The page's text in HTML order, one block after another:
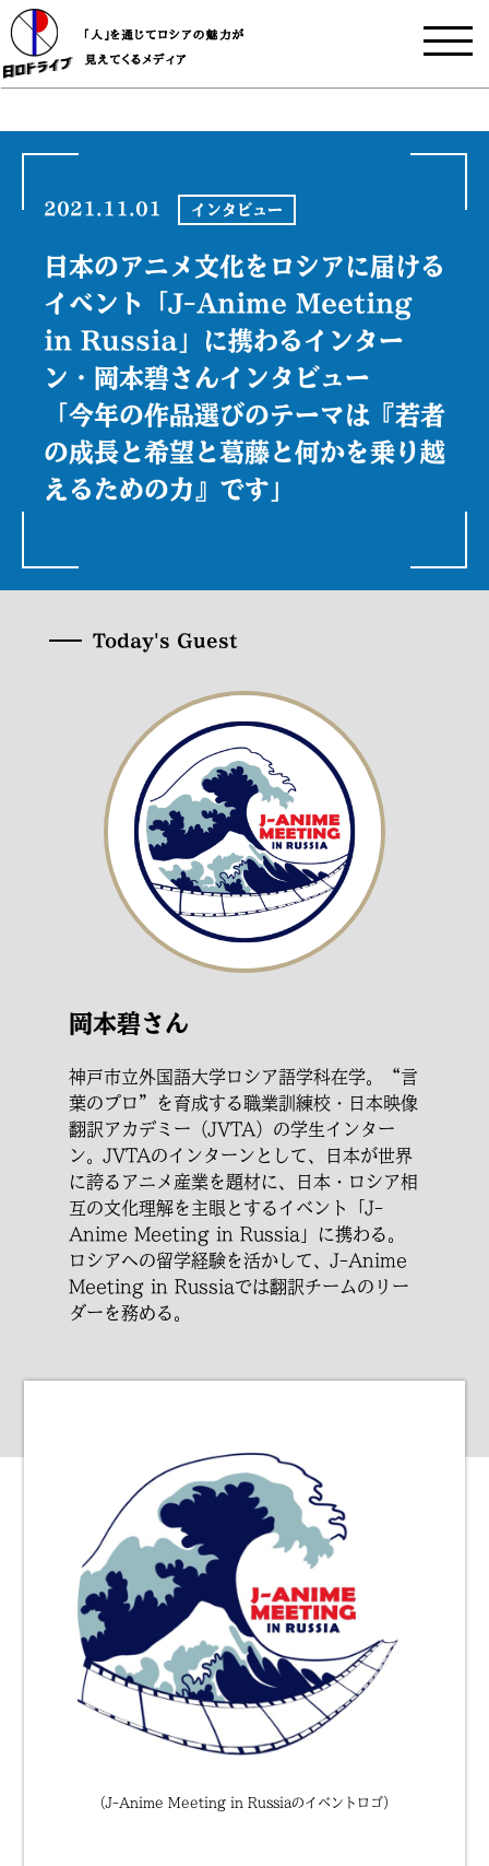
2021.11.01 インタビュー
日本のアニメ文化をロシアに届ける
イベント「J-Anime Meeting
in Russia」に携わるインター
ン・岡本碧さんインタビュー
「今年の作品選びのテーマは『若者
の成長と希望と葛藤と何かを乗り越
えるための力』です」
Today's Guest
岡本碧さん
神戸市立外国語大学ロシア語学科在学。“言
葉のプロ”を育成する職業訓練校・日本映像
翻訳アカデミー（JVTA）の学生インター
ン。JVTAのインターンとして、日本が世界
に誇るアニメ産業を題材に、日本・ロシア相
互の文化理解を主眼とするイベント「J-
Anime Meeting in Russia」に携わる。
ロシアへの留学経験を活かして、J-Anime
Meeting in Russiaでは翻訳チームのリー
ダーを務める。
（J-Anime Meeting in Russiaのイベントロゴ）